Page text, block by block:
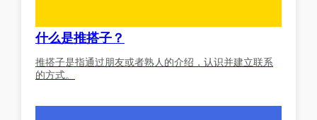
什么是推搭子？
推搭子是指通过朋友或者熟人的介绍，认识并建立联系
的方式。